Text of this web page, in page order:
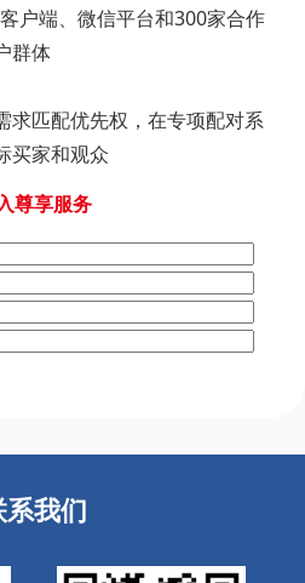
户端、微信平台和300家合作
群体
求匹配优先权，在专项配对系
买家和观众
尊享服务
系我们